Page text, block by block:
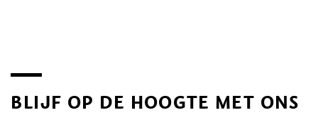
BLIJF OP DE HOOGTE MET ONS